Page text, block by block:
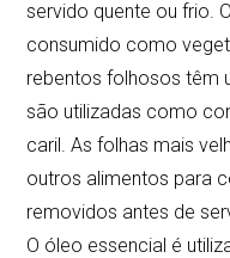
servido quente ou frio.
consumido como
rebentos folhosos têm
são utilizadas como
caril. As folhas mais
outros alimentos para
removidos antes de
O óleo essencial é